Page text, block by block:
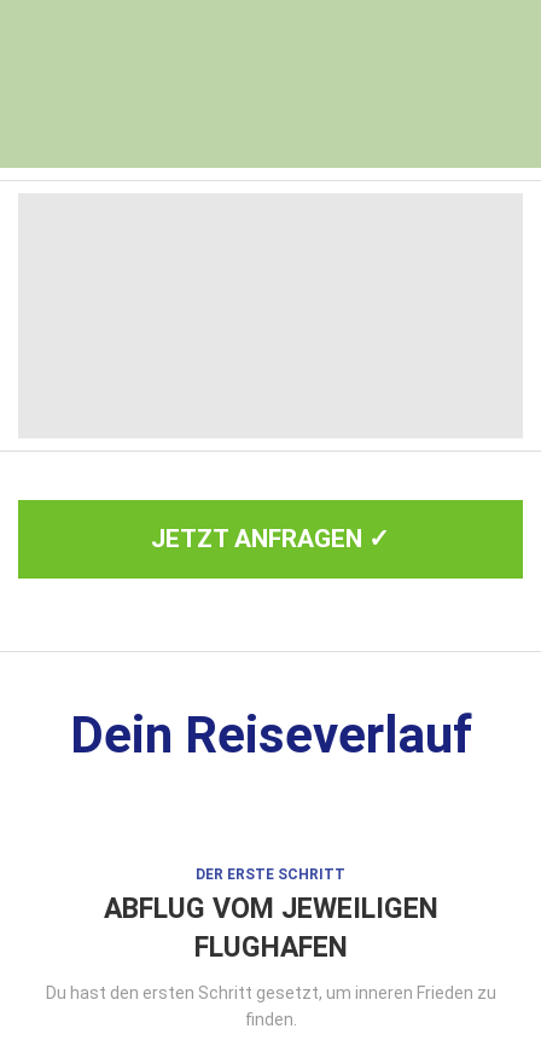
JETZT ANFRAGEN ✓
Dein Reiseverlauf
DER ERSTE SCHRITT
ABFLUG VOM JEWEILIGEN
FLUGHAFEN
Du hast den ersten Schritt gesetzt, um inneren Frieden zu
finden.